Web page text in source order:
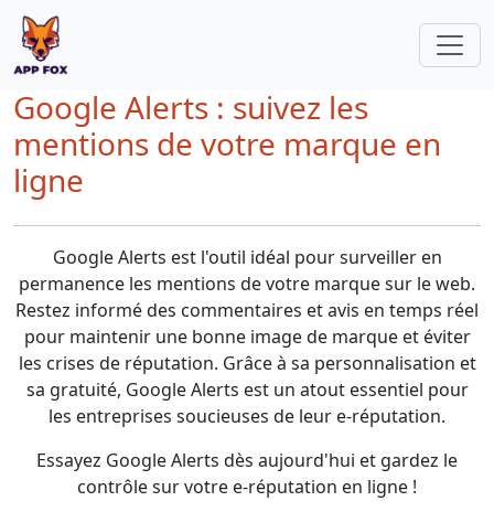
Google Alerts : suivez les
mentions de votre marque en
ligne
Google Alerts est l'outil idéal pour surveiller en
permanence les mentions de votre marque sur le web.
Restez informé des commentaires et avis en temps réel
pour maintenir une bonne image de marque et éviter
les crises de réputation. Grâce à sa personnalisation et
sa gratuité, Google Alerts est un atout essentiel pour
les entreprises soucieuses de leur e-réputation.
Essayez Google Alerts dès aujourd'hui et gardez le
contrôle sur votre e-réputation en ligne !